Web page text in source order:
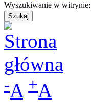
Wyszukiwanie w witrynie:
-A +A